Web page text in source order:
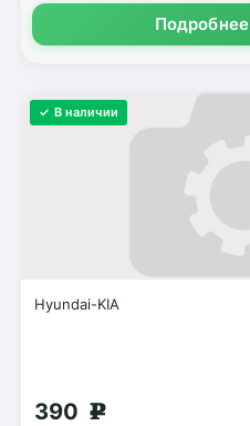
Подробнее
✓ В наличии
Hyundai-KIA
390 g